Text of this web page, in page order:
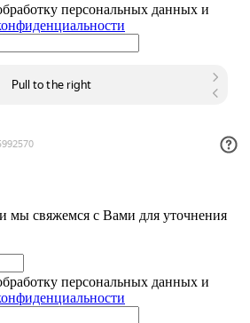
персональных данных и
мы свяжемся с Вами для уточнения
персональных данных и